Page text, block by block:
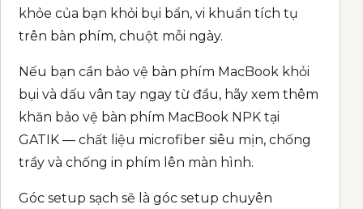
khỏe của bạn khỏi bụi bẩn, vi khuẩn tích tụ
trên bàn phím, chuột mỗi ngày.
Nếu bạn cần bảo vệ bàn phím MacBook khỏi
bụi và dấu vân tay ngay từ đầu, hãy xem thêm
khăn bảo vệ bàn phím MacBook NPK tại
GATIK — chất liệu microfiber siêu mịn, chống
trầy và chống in phím lên màn hình.
Góc setup sạch sẽ là góc setup chuyên